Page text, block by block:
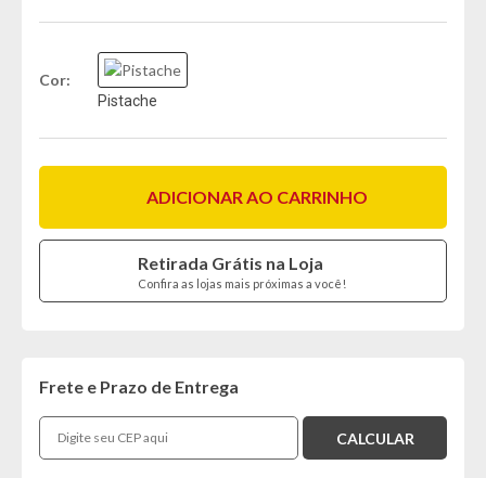
Cor
Pistache
ADICIONAR AO CARRINHO
Retirada Grátis na Loja
Confira as lojas mais próximas a você!
Frete e Prazo de Entrega